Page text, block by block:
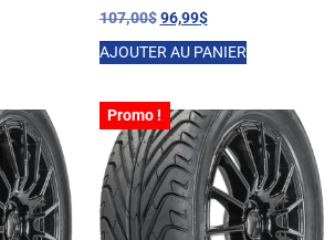
107,00$ 96,99$
AJOUTER AU PANIER
Promo !